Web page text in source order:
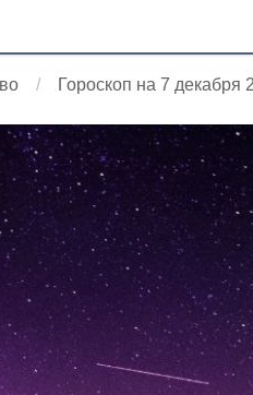
Гороскоп на 7 декабря